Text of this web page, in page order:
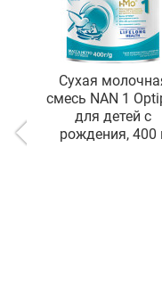
Сухая
смесь NAN 1
для детей с
рождения, 400